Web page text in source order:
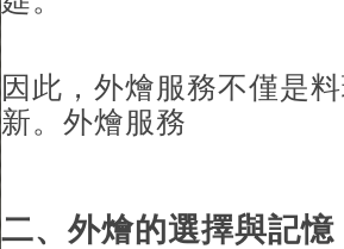
因此，外燴服務不僅是
新。 外燴服務
二、外燴的選擇與記憶